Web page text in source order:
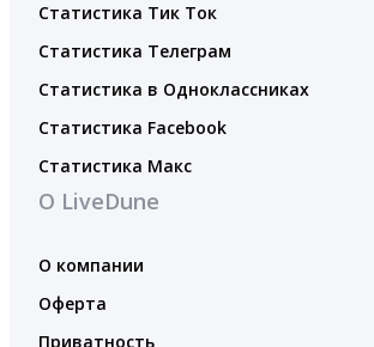
Статистика Тик Ток
Статистика Телеграм
Статистика в Одноклассниках
Статистика Facebook
Статистика Макс
О LiveDune
О компании
Оферта
Приватность